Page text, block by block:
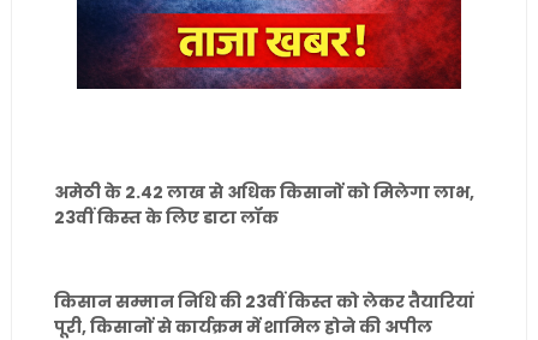
अमेठी के 2.42 लाख से अधिक किसानों को मिलेगा लाभ,
23वीं किस्त के लिए डाटा लॉक
किसान सम्मान निधि की 23वीं किस्त को लेकर तैयारियां
पूरी, किसानों से कार्यक्रम में शामिल होने की अपील